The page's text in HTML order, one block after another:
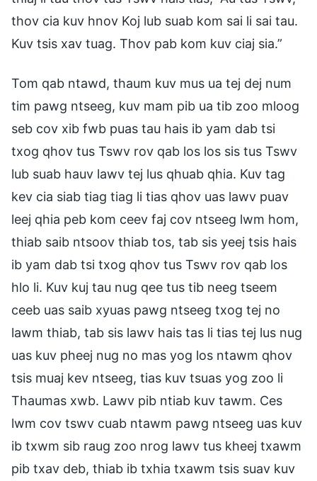
thov cia kuv hnov Koj lub suab kom sai li sai tau.
Kuv tsis xav tuag. Thov pab kom kuv ciaj sia.”
Tom qab ntawd, thaum kuv mus ua tej dej num
tim pawg ntseeg, kuv mam pib ua tib zoo mloog
seb cov xib fwb puas tau hais ib yam dab tsi
txog qhov tus Tswv rov qab los los sis tus Tswv
lub suab hauv lawv tej lus qhuab qhia. Kuv tag
kev cia siab tiag tiag li tias qhov uas lawv puav
leej qhia peb kom ceev faj cov ntseeg lwm hom,
thiab saib ntsoov thiab tos, tab sis yeej tsis hais
ib yam dab tsi txog qhov tus Tswv rov qab los
hlo li. Kuv kuj tau nug qee tus tib neeg tseem
ceeb uas saib xyuas pawg ntseeg txog tej no
lawm thiab, tab sis lawv hais tas li tias tej lus nug
uas kuv pheej nug no mas yog los ntawm qhov
tsis muaj kev ntseeg, tias kuv tsuas yog zoo li
Thaumas xwb. Lawv pib ntiab kuv tawm. Ces
lwm cov tswv cuab ntawm pawg ntseeg uas kuv
ib txwm sib raug zoo nrog lawv tus kheej txawm
pib txav deb, thiab ib txhia txawm tsis suav kuv